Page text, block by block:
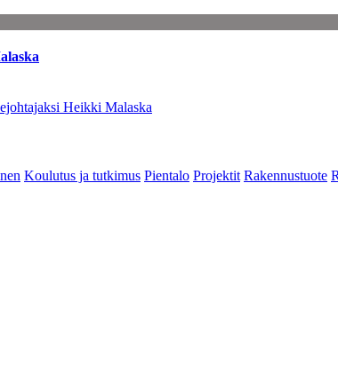
Heikki Malaska
Koulutus ja tutkimus Pientalo Projektit Rakennustuote